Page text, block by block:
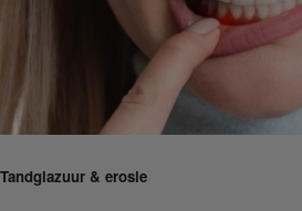
Tandglazuur & erosie